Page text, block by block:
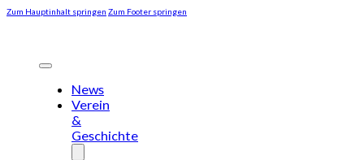
Zum Hauptinhalt springen Zum Footer springen
News
Verein
&
Geschichte